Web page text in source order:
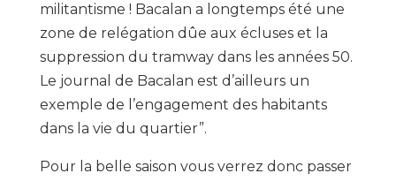
militantisme ! Bacalan a longtemps été une
zone de relégation dûe aux écluses et la
suppression du tramway dans les années 50.
Le journal de Bacalan est d’ailleurs un
exemple de l’engagement des habitants
dans la vie du quartier”.
Pour la belle saison vous verrez donc passer